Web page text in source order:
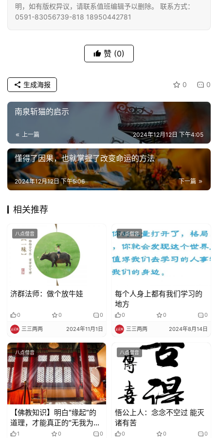
明，如有版权异议，请联系值班编辑予以删除。 联系方式：
0591-83056739-818 18950442781
赞 (0)
0 0
生成海报
南泉斩猫的启示
上一篇 2024年12月12日 下午4:05
懂得了因果，也就掌握了改变命运的方法
下一篇
2024年12月12日 下午5:06
相关推荐
八点僧音
济群法师：做个放牛娃
0 0 0
三三两两 2024年11月1日
八点僧音
每个人身上都有我们学习的
地方
0 0 0
三三两两 2024年8月14日
八点僧音
【佛教知识】明白“缘起”的
道理，才能真正的“无我为
人”1 0 0
八点僧音
悟公上人：念念不空过 能灭
诸有苦
0 0 0